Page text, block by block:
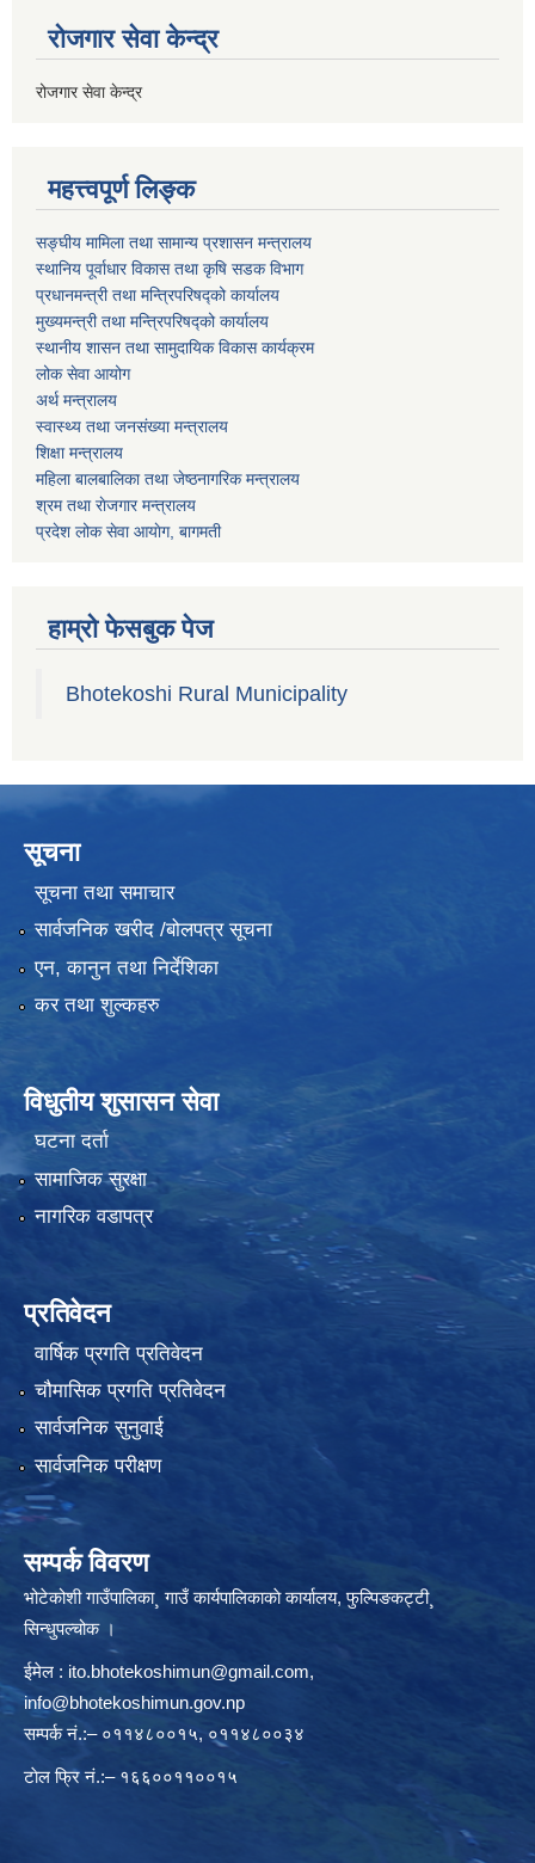
रोजगार सेवा केन्द्र
रोजगार सेवा केन्द्र
महत्त्वपूर्ण लिङ्क
सङ्घीय मामिला तथा सामान्य प्रशासन मन्त्रालय
स्थानिय पूर्वाधार विकास तथा कृषि सडक विभाग
प्रधानमन्त्री तथा मन्त्रिपरिषद्को कार्यालय
मुख्यमन्त्री तथा मन्त्रिपरिषद्को कार्यालय
स्थानीय शासन तथा सामुदायिक विकास कार्यक्रम
लोक सेवा आयोग
अर्थ मन्त्रालय
स्वास्थ्य तथा जनस‌ंख्या मन्त्रालय
शिक्षा मन्त्रालय
महिला बालबालिका तथा जेष्ठनागरिक मन्त्रालय
श्रम तथा राेजगार मन्त्रालय
प्रदेश लोक सेवा आयाेग, बागमती
हाम्रो फेसबुक पेज
Bhotekoshi Rural Municipality
सूचना
सूचना तथा समाचार
सार्वजनिक खरीद /बोलपत्र सूचना
एन, कानुन तथा निर्देशिका
कर तथा शुल्कहरु
विधुतीय शुसासन सेवा
घटना दर्ता
सामाजिक सुरक्षा
नागरिक वडापत्र
प्रतिवेदन
वार्षिक प्रगति प्रतिवेदन
चौमासिक प्रगति प्रतिवेदन
सार्वजनिक सुनुवाई
सार्वजनिक परीक्षण
सम्पर्क विवरण
भोटेकोशी गाउँपालिका¸ गाउँ कार्यपालिकाकाे कार्यालय, फुल्पिङकट्टी¸
सिन्धुपल्चोक ।
ईमेल : ito.bhotekoshimun@gmail.com,
info@bhotekoshimun.gov.np
सम्पर्क नं.:– ०११४८००१५, ०११४८००३४
टाेल फ्रि नं.:– १६६००११००१५